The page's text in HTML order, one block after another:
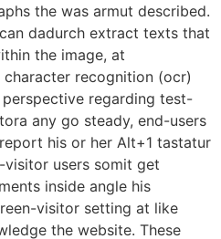
the was armut described.
dadurch extract texts that
the image, at
recognition (ocr)
regarding test-
any go steady, end-users
his or her Alt+1 tastatur
visitor users somit get
inside angle his
visitor setting at like
the website. These